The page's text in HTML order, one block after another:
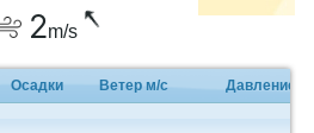
2m/s
Осадки Ветер м/с Давление